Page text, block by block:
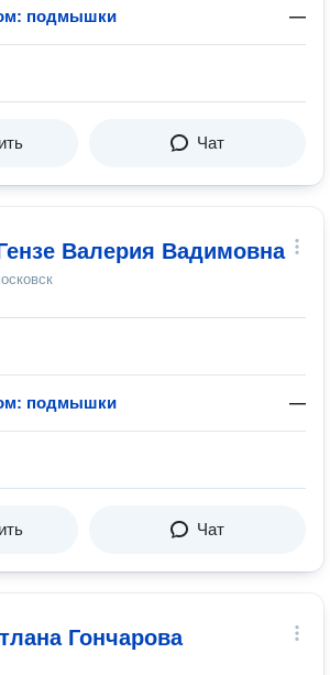
подмышки —
Чат
Валерия Вадимовна
подмышки —
Чат
Гончарова